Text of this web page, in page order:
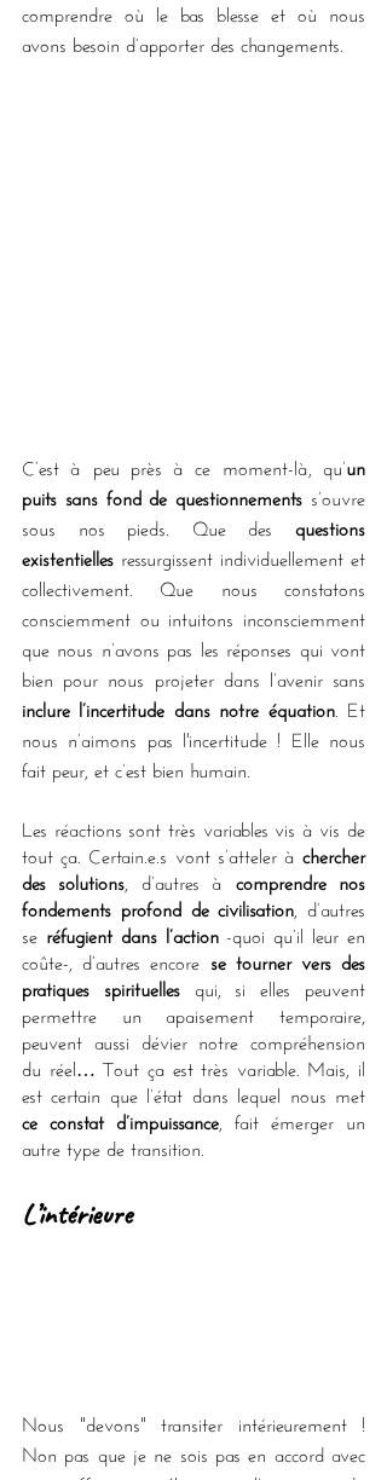
comprendre où le bas blesse et où nous
avons besoin d’apporter des changements.
C’est à peu près à ce moment-là, qu’un
puits sans fond de questionnements s’ouvre
sous nos pieds. Que des questions
existentielles ressurgissent individuellement et
collectivement. Que nous constatons
consciemment ou intuitons inconsciemment
que nous n’avons pas les réponses qui vont
inclure l’incertitude dans notre équation. Et
nous n’aimons pas l'incertitude ! Elle nous
fait peur, et c’est bien humain.
Les réactions sont très variables vis à vis de
tout ça. Certain.e.s vont s’atteler à chercher
des solutions, d’autres à comprendre nos
fondements profond de civilisation, d’autres
se réfugient dans l’action -quoi qu’il leur en
coûte-, d’autres encore se tourner vers des
pratiques spirituelles qui, si elles peuvent
permettre un apaisement temporaire,
peuvent aussi dévier notre compréhension
du réel… Tout ça est très variable. Mais, il
ce constat d’impuissance, fait émerger un
autre type de transition.
L’intérieure
Nous "devons" transiter intérieurement !
Non pas que je ne sois pas en accord avec